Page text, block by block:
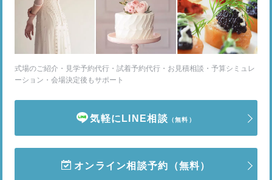
式場のご紹介・見学予約代行・試着予約代行・お見積相談・予算シミュレ
ーション・会場決定後もサポート
気軽にLINE相談 （無料）
オンライン相談予約 （無料）